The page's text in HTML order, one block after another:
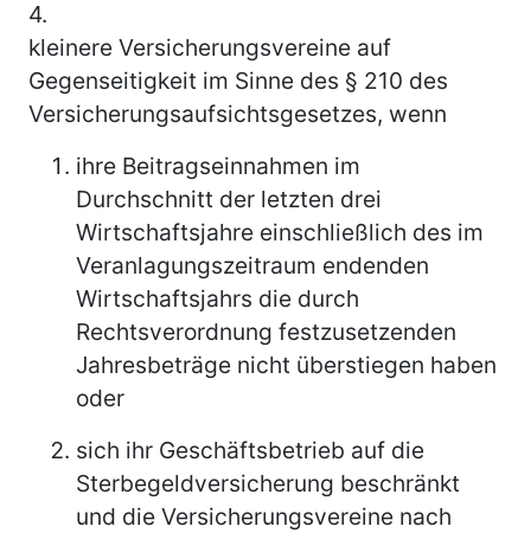
4.
kleinere Versicherungsvereine auf
Gegenseitigkeit im Sinne des § 210 des
Versicherungsaufsichtsgesetzes, wenn
ihre Beitragseinnahmen im
Durchschnitt der letzten drei
Wirtschaftsjahre einschließlich des im
Veranlagungszeitraum endenden
Wirtschaftsjahrs die durch
Rechtsverordnung festzusetzenden
Jahresbeträge nicht überstiegen haben
oder
sich ihr Geschäftsbetrieb auf die
Sterbegeldversicherung beschränkt
und die Versicherungsvereine nach